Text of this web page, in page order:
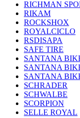
RICHMAN
RIKAM
ROCKSHOX
ROYALCICLO
RSDISAPA
SAFE TIRE
SANTANA
SANTANA
SANTANA
SCHRADER
SCHWALBE
SCORPION
SELLE ROYAL